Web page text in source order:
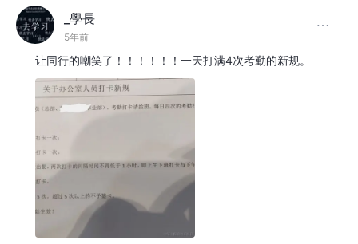
_學長
5年前
让同行的嘲笑了！！！！！！一天打满4次考勤的新规。